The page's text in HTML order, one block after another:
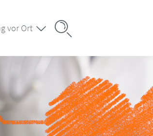
vor Ort